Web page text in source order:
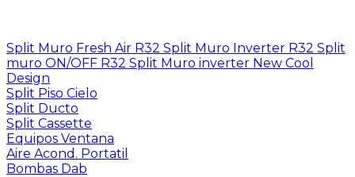
Split Muro Fresh Air R32 Split Muro Inverter R32 Split
muro ON/OFF R32 Split Muro inverter New Cool
Design
Split Piso Cielo
Split Ducto
Split Cassette
Equipos Ventana
Aire Acond. Portatil
Bombas Dab